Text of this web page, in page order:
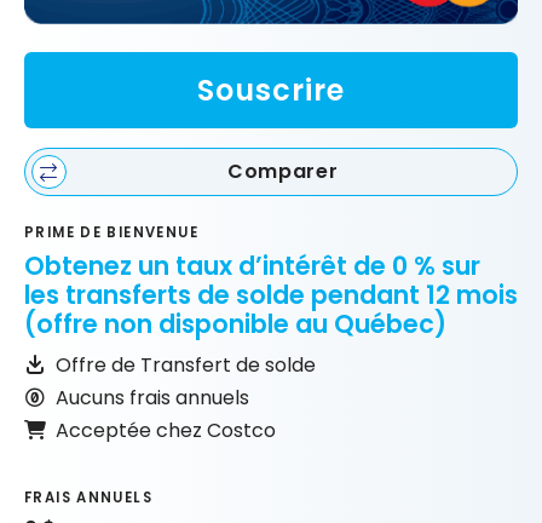
Souscrire
Comparer
PRIME DE BIENVENUE
Obtenez un taux d’intérêt de 0 % sur
les transferts de solde pendant 12 mois
(offre non disponible au Québec)
Offre de Transfert de solde
Aucuns frais annuels
Acceptée chez Costco
FRAIS ANNUELS